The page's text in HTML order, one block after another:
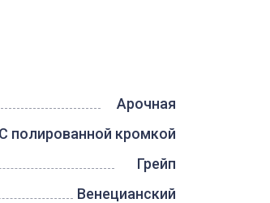
Арочная
С полированной кромкой
Грейп
Венецианский